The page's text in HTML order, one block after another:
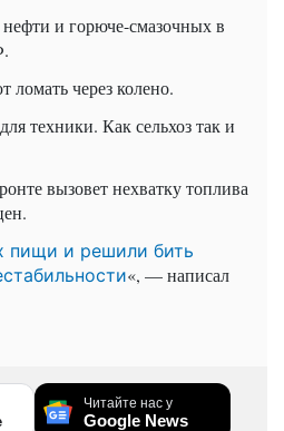
и горюче-смазочных в
ломать через колено.
техники. Как сельхоз так и
вызовет нехватку топлива
пищи и решили бить
«, — написал
Читайте нас у
Google News